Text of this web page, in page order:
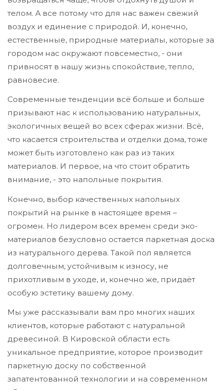
телом. А все потому что для нас важен свежий
воздух и единение с природой. И, конечно,
естественные, природные материалы, которые за
городом нас окружают повсеместно, - они
привносят в нашу жизнь спокойствие, тепло,
равновесие.
Современные тенденции всё больше и больше
призывают нас к использованию натуральных,
экологичных вещей во всех сферах жизни. Всё,
что касается строительства и отделки дома, тоже
может быть изготовлено как раз из таких
материалов. И первое, на что стоит обратить
внимание, - это напольные покрытия.
Конечно, выбор качественных напольных
покрытий на рынке в настоящее время –
огромен. Но лидером всех времен среди эко-
материалов безусловно остается паркетная доска
из натурального дерева. Такой пол является
долговечным, устойчивым к износу, не
прихотливым в уходе, и, конечно же, придаёт
особую эстетику вашему дому.
Мы уже рассказывали вам про многих наших
клиентов, которые работают с натуральной
древесиной. В Кировской области есть
уникальное предприятие, которое производит
паркетную доску по собственной
запатентованной технологии и на современном